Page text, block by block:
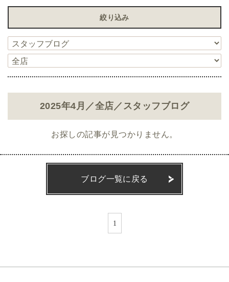
絞り込み
2025年4月／全店／スタッフブログ
お探しの記事が見つかりません。
ブログ一覧に戻る
1